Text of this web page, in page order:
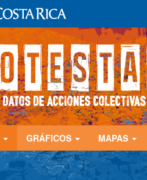
GRÁFICOS MAPAS